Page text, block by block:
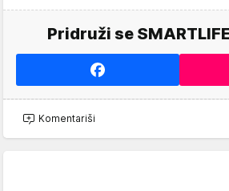
Pridruži se
Komentariši